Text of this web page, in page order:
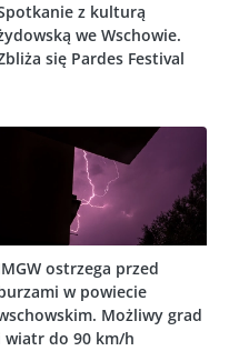
z kulturą
we Wschowie.
się Pardes Festival
ostrzega przed
w powiecie
Możliwy grad
wiatr do 90 km/h